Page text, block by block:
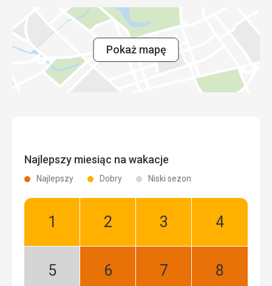
Pokaż mapę
Najlepszy miesiąc na wakacje
Najlepszy Dobry Niski sezon
Styczeń:
Luty:
Marzec:
Kwiecień:
Maj:
Czerwiec:
Lipiec:
Sierpień: